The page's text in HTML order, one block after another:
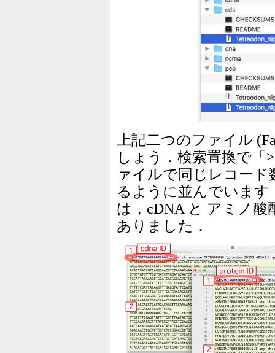
上記二つのファイル
しょう．検索置換で
ァイルで同じレコー
るように並んでいます
は，cDNA と アミノ酸
ありました．